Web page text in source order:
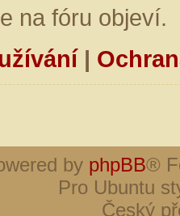
na fóru objeví.
|
by phpBB®
Pro Ubuntu
Český